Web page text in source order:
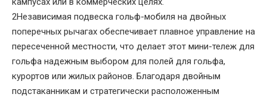
2Независимая подвеска гольф-мобиля на двойных
поперечных рычагах обеспечивает плавное управление на
пересеченной местности, что делает этот мини-тележ для
гольфа надежным выбором для полей для гольфа,
курортов или жилых районов. Благодаря двойным
подстаканникам и стратегически расположенным